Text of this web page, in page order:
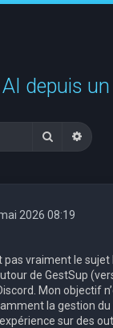
AI depuis
Rechercher
2026 08:19
pas vraiment le
de GestSup
Mon objectif
la gestion du
sur des